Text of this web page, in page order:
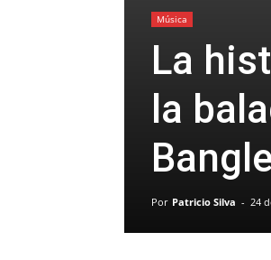
Música
La
la
Por Patricio Silva - 24